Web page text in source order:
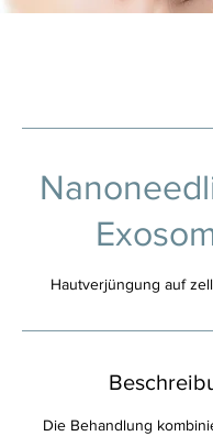
Hautverjüngung auf
Die Behandlung